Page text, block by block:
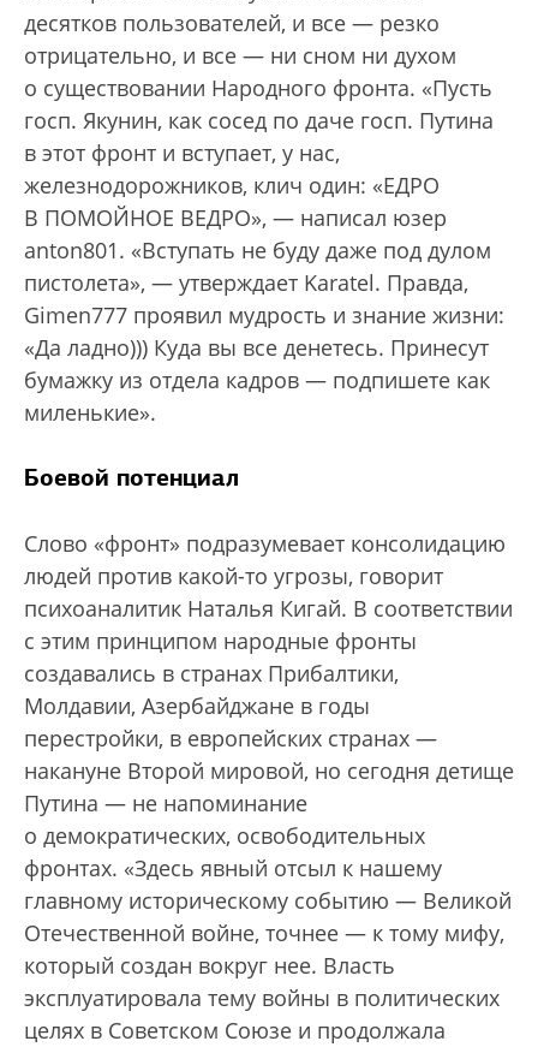
десятков пользователей, и все — резко
отрицательно, и все — ни сном ни духом
о существовании Народного фронта. «Пусть
госп. Якунин, как сосед по даче госп. Путина
в этот фронт и вступает, у нас,
железнодорожников, клич один: «ЕДРО
В ПОМОЙНОЕ ВЕДРО», — написал юзер
anton801. «Вступать не буду даже под дулом
пистолета», — утверждает Karatel. Правда,
Gimen777 проявил мудрость и знание жизни:
«Да ладно))) Куда вы все денетесь. Принесут
бумажку из отдела кадров — подпишете как
миленькие».
Боевой потенциал
Слово «фронт» подразумевает консолидацию
людей против какой-то угрозы, говорит
психоаналитик Наталья Кигай. В соответствии
с этим принципом народные фронты
создавались в странах Прибалтики,
Молдавии, Азербайджане в годы
перестройки, в европейских странах —
накануне Второй мировой, но сегодня детище
Путина — не напоминание
о демократических, освободительных
фронтах. «Здесь явный отсыл к нашему
главному историческому событию — Великой
Отечественной войне, точнее — к тому мифу,
который создан вокруг нее. Власть
эксплуатировала тему войны в политических
целях в Советском Союзе и продолжала